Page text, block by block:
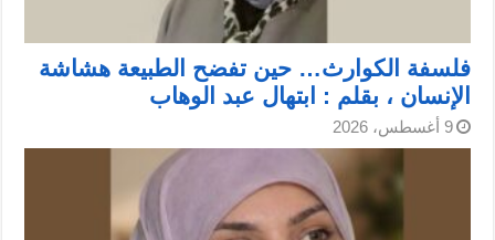
فلسفة الكوارث… حين تفضح الطبيعة هشاشة
الإنسان ، بقلم : ابتهال عبد الوهاب
9 أغسطس، 2026